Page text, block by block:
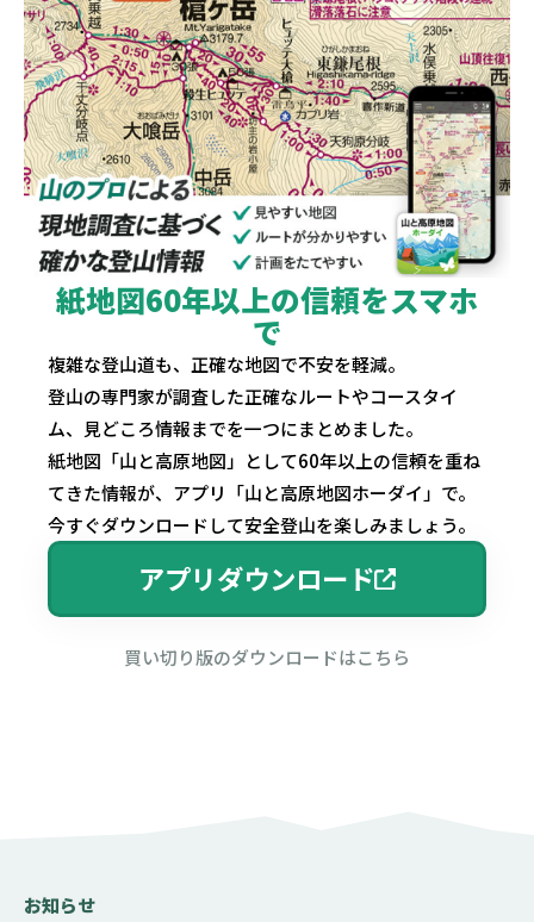
紙地図60年以上の信頼をスマホ
で
複雑な登山道も、正確な地図で不安を軽減。
登山の専門家が調査した正確なルートやコースタイ
ム、見どころ情報までを一つにまとめました。
紙地図「山と高原地図」として60年以上の信頼を重ね
てきた情報が、アプリ「山と高原地図ホーダイ」で。
今すぐダウンロードして安全登山を楽しみましょう。
アプリダウンロード
買い切り版のダウンロードはこちら
お知らせ